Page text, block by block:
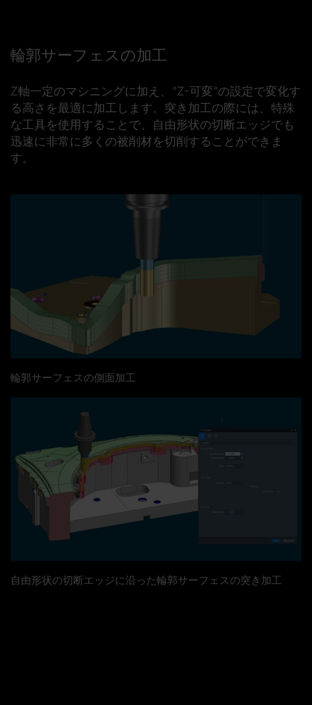
輪郭サーフェスの加工
Z軸一定のマシニングに加え、"Z-可変"の設定で変化す
る高さを最適に加工します。突き加工の際には、特殊
な工具を使用することで、 自由形状の切断エッジでも
迅速に非常に多くの被削材を切削することができま
す。
輪郭サーフェスの側面加工
自由形状の切断エッジに沿った輪郭サーフェスの突き加工